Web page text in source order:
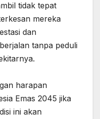
tidak tepat
mereka
dan
tanpa peduli
harapan
Emas 2045 jika
ini akan